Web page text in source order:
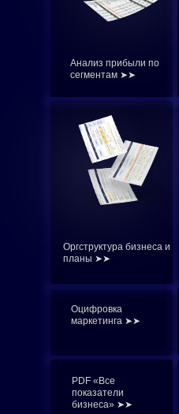
Оргструктура бизнеса и
планы ➤➤
Оцифровка
маркетинга ➤➤
Анализ прибыли по
сегментам ➤➤
PDF «Все
показатели
бизнеса» ➤➤